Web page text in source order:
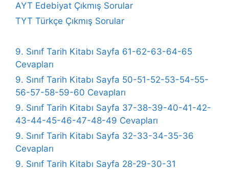
AYT Edebiyat Çıkmış Sorular
TYT Türkçe Çıkmış Sorular
9. Sınıf Tarih Kitabı Sayfa 61-62-63-64-65
Cevapları
9. Sınıf Tarih Kitabı Sayfa 50-51-52-53-54-55-
56-57-58-59-60 Cevapları
9. Sınıf Tarih Kitabı Sayfa 37-38-39-40-41-42-
43-44-45-46-47-48-49 Cevapları
9. Sınıf Tarih Kitabı Sayfa 32-33-34-35-36
Cevapları
9. Sınıf Tarih Kitabı Sayfa 28-29-30-31